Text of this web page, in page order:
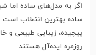
اگر به مدل‌های ساده اما
ساده بهترین انتخاب
پیچیده، زیبایی طبیعی و
روزمره ایده‌آل هستند.